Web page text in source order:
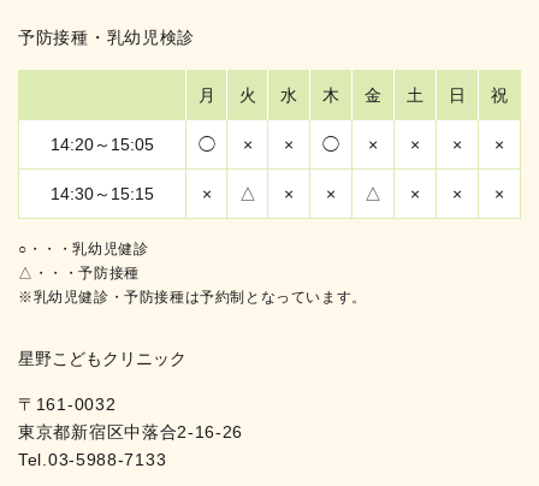
予防接種・乳幼児検診
月 火 水 木 金 土 日 祝
14:20～15:05 ◯ × × ◯ × × × ×
14:30～15:15 × △ × × △ × × ×
○・・・乳幼児健診
△・・・予防接種
※乳幼児健診・予防接種は予約制となっています。
星野こどもクリニック
〒161-0032
東京都新宿区中落合2-16-26
Tel. 03-5988-7133